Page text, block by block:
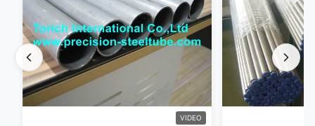
VIDEO